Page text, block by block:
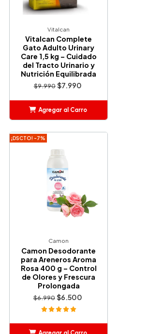
Vitalcan
Vitalcan Complete
Gato Adulto Urinary
Care 1,5 kg – Cuidado
del Tracto Urinario y
Nutrición Equilibrada
$9.990 $7.990
Agregar al Carro
¡DSCTO! -7%
Camon
Camon Desodorante
para Areneros Aroma
Rosa 400 g – Control
de Olores y Frescura
Prolongada
$6.990 $6.500